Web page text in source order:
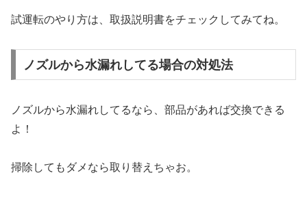
試運転のやり方は、取扱説明書をチェックしてみてね。
ノズルから水漏れしてる場合の対処法
ノズルから水漏れしてるなら、部品があれば交換できる
よ！
掃除してもダメなら取り替えちゃお。